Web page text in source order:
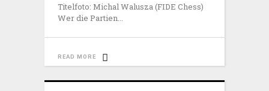
Titelfoto: Michal Walusza (FIDE Chess)
Wer die Partien
READ MORE